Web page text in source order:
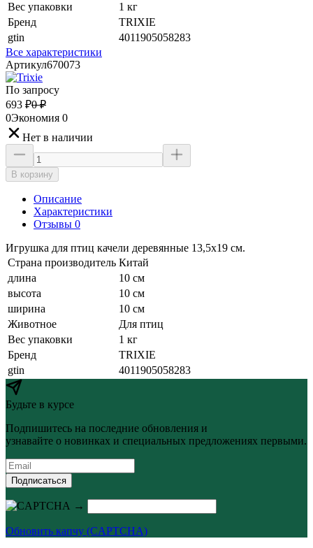
Вес упаковки
1 кг
Бренд
TRIXIE
gtin
4011905058283
Все характеристики
Артикул670073
По запросу
693 ₽0 ₽
0Экономия 0
Нет в наличии
В корзину
Описание
Характеристики
Отзывы 0
Игрушка для птиц качели деревянные 13,5х19 см.
Страна производитель Китай
длина
10 см
высота
10 см
ширина
10 см
Животное
Для птиц
Вес упаковки
1 кг
Бренд
TRIXIE
gtin
4011905058283
Будьте в курсе
Подпишитесь на последние обновления и
узнавайте о новинках и специальных предложениях первыми.
Подписаться
→
Обновить капчу (CAPTCHA)